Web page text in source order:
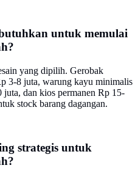
untuk memulai
yang dipilih. Gerobak
3-8 juta, warung kayu minimalis
dan kios permanen Rp 15-
stock barang dagangan.
strategis untuk